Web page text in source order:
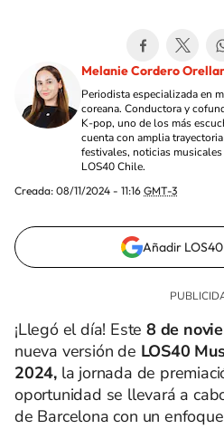
Melanie Cordero
Periodista especializada en
coreana. Conductora y
K-pop, uno de los más
cuenta con amplia
festivales, noticias
LOS40 Chile.
Creada: 08/11/2024 - 11:16 GMT-3
Añadir
¡Llegó el día! Este 8 de
nueva versión de LOS40
2024, la jornada de
oportunidad se llevará a
de Barcelona con un